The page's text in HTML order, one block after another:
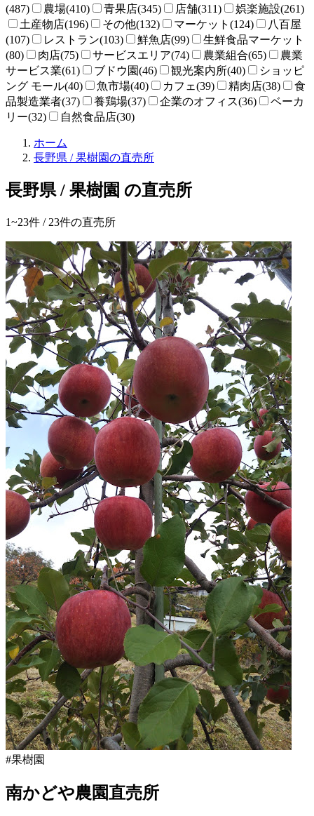
(487)
農場(410) 青果店(345) 店舗(311)
娯楽施設(261)
土産物店(196)
その他(132) マーケット(124)
八百屋
(107)
レストラン(103) 鮮魚店(99)
生鮮食品マーケット
(80)
肉店(75) サービスエリア(74) 農業組合(65)
農業
サービス業(61)
ブドウ園(46) 観光案内所(40)
ショッピ
ング モール(40)
魚市場(40) カフェ(39) 精肉店(38)
食
品製造業者(37)
養鶏場(37) 企業のオフィス(36)
ベーカ
リー(32)
自然食品店(30)
ホーム
売
ね
っ
と
長野県 / 果樹園の直売所
長野県 / 果樹園 の直売所
1~23件 / 23件の直売所
#果樹園
南かどや農園直売所